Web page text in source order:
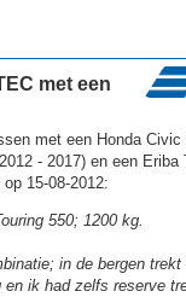
met een
met een Honda
- 2017) en een Eriba
15-08-2012:
550; 1200 kg.
in de bergen trekt
ik had zelfs reserve